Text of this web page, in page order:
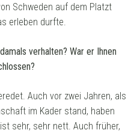
Schweden auf dem Platzt
erleben durfte.
verhalten? War er Ihnen
Auch vor zwei Jahren, als
im Kader stand, haben
sehr, sehr nett. Auch früher,